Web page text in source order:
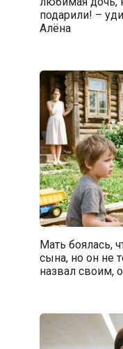
подарили! –
Алёна
Мать боялась,
сына, но он не
назвал своим,